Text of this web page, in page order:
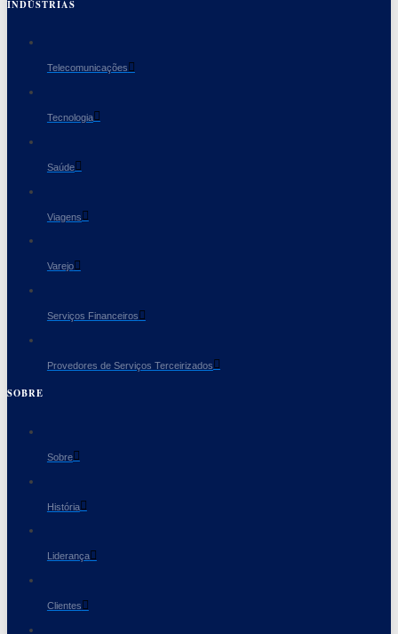
INDÚSTRIAS
Telecomunicações
Tecnologia
Saúde
Viagens
Varejo
Serviços Financeiros
Provedores de Serviços Terceirizados
SOBRE
Sobre
História
Liderança
Clientes